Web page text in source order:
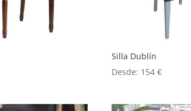
Silla Dublín
Desde: 154€